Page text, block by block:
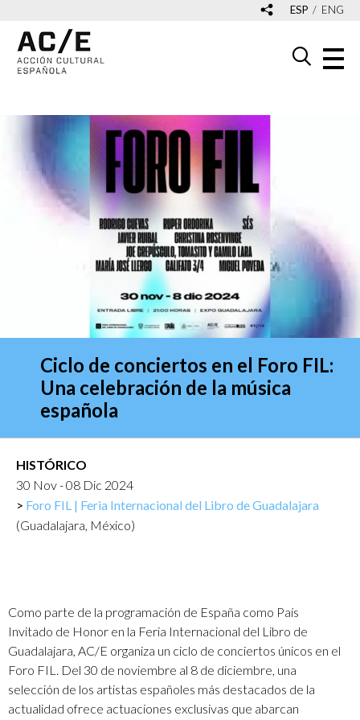
ESP ENG
Ciclo de conciertos en el Foro FIL:
Una celebración de la música
española
HISTÓRICO
30 Nov - 08 Dic 2024
Foro FIL | Feria Internacional del Libro de Guadalajara
(Guadalajara, México)
Como parte de la programación de España como País
Invitado de Honor en la Feria Internacional del Libro de
Guadalajara, AC/E organiza un ciclo de conciertos únicos en el
Foro FIL. Del 30 de noviembre al 8 de diciembre, una
selección de los artistas españoles más destacados de la
actualidad ofrece actuaciones exclusivas que abarcan